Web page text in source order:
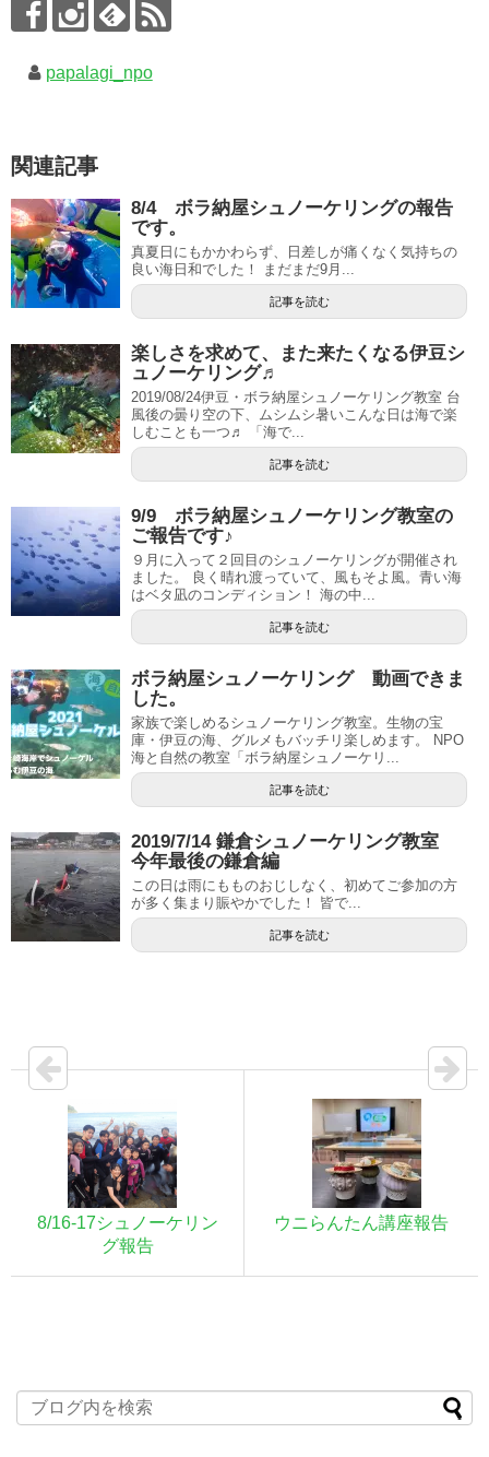
papalagi_npo
関連記事
8/4 ボラ納屋シュノーケリングの報告
です。
真夏日にもかかわらず、日差しが痛くなく気持ちの
良い海日和でした！ まだまだ9月...
記事を読む
楽しさを求めて、また来たくなる伊豆シ
ュノーケリング♬
2019/08/24伊豆・ボラ納屋シュノーケリング教室 台
風後の曇り空の下、ムシムシ暑いこんな日は海で楽
しむことも一つ♬ 「海で...
記事を読む
9/9 ボラ納屋シュノーケリング教室の
ご報告です♪
９月に入って２回目のシュノーケリングが開催され
ました。 良く晴れ渡っていて、風もそよ風。青い海
はベタ凪のコンディション！ 海の中...
記事を読む
ボラ納屋シュノーケリング 動画できま
した。
家族で楽しめるシュノーケリング教室。生物の宝
庫・伊豆の海、グルメもバッチリ楽しめます。 NPO
海と自然の教室「ボラ納屋シュノーケリ...
記事を読む
2019/7/14 鎌倉シュノーケリング教室
今年最後の鎌倉編
この日は雨にもものおじしなく、初めてご参加の方
が多く集まり賑やかでした！ 皆で...
記事を読む
8/16-17シュノーケリン
グ報告
ウニらんたん講座報告